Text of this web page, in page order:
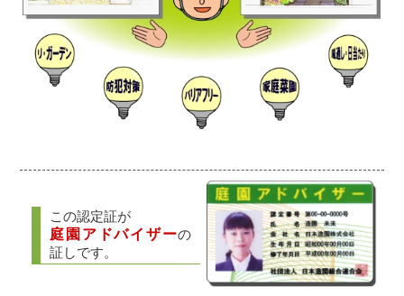
この認定証が
庭園アドバイザーの
証しです。